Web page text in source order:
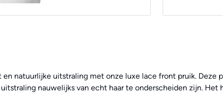
natuurlijke uitstraling met onze luxe lace front pruik. Deze
nauwelijks van echt haar te onderscheiden zijn.